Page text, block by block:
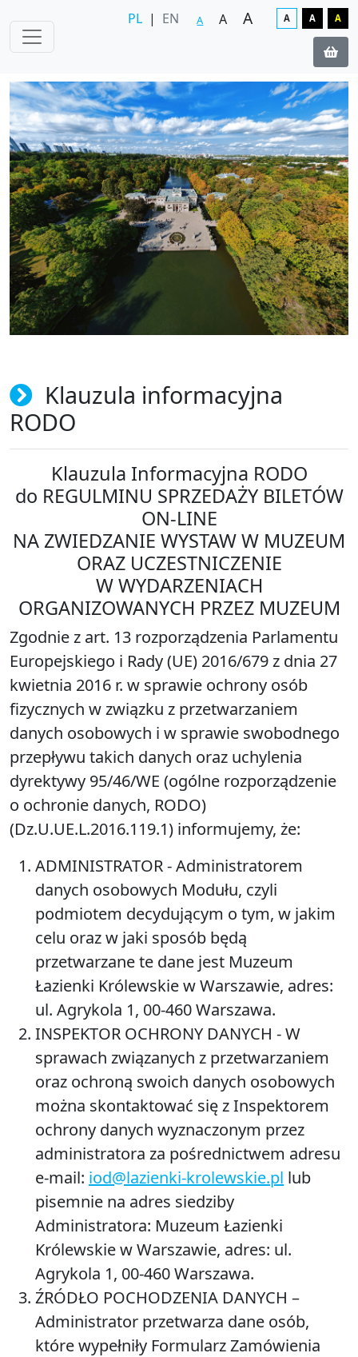
PL | EN A A A A A A
Klauzula informacyjna
RODO
Klauzula Informacyjna RODO
do REGULMINU SPRZEDAŻY BILETÓW
ON-LINE
NA ZWIEDZANIE WYSTAW W MUZEUM
ORAZ UCZESTNICZENIE
W WYDARZENIACH
ORGANIZOWANYCH PRZEZ MUZEUM
Zgodnie z art. 13 rozporządzenia Parlamentu
Europejskiego i Rady (UE) 2016/679 z dnia 27
kwietnia 2016 r. w sprawie ochrony osób
fizycznych w związku z przetwarzaniem
danych osobowych i w sprawie swobodnego
przepływu takich danych oraz uchylenia
dyrektywy 95/46/WE (ogólne rozporządzenie
o ochronie danych, RODO)
(Dz.U.UE.L.2016.119.1) informujemy, że:
ADMINISTRATOR- Administratorem
danych osobowych Modułu, czyli
podmiotem decydującym o tym, w jakim
celu oraz w jaki sposób będą
przetwarzane te dane jest Muzeum
Łazienki Królewskie w Warszawie, adres:
ul. Agrykola 1, 00-460 Warszawa.
INSPEKTOR OCHRONY DANYCH - W
sprawach związanych z przetwarzaniem
oraz ochroną swoich danych osobowych
można skontaktować się z Inspektorem
ochrony danych wyznaczonym przez
administratora za pośrednictwem adresu
e-mail: iod@lazienki-krolewskie.pl lub
pisemnie na adres siedziby
Administratora: Muzeum Łazienki
Królewskie w Warszawie, adres: ul.
Agrykola 1, 00-460 Warszawa.
ŹRÓDŁO POCHODZENIA DANYCH –
Administrator przetwarza dane osób,
które wypełniły Formularz Zamówienia